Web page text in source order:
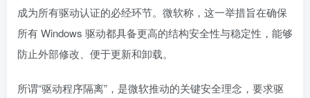
成为所有驱动认证的必经环节。微软称，这一举措旨在确保
所有 Windows 驱动都具备更高的结构安全性与稳定性，能够
防止外部修改、便于更新和卸载。
所谓“驱动程序隔离”，是微软推动的关键安全理念，要求驱